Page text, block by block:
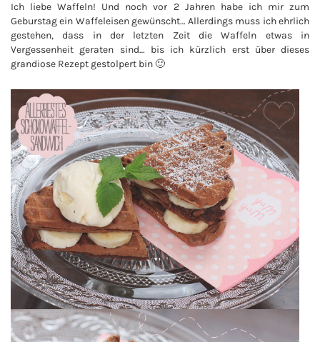
Ich liebe Waffeln! Und noch vor 2 Jahren habe ich mir zum
Geburstag ein Waffeleisen gewünscht… Allerdings muss ich ehrlich
gestehen, dass in der letzten Zeit die Waffeln etwas in
Vergessenheit geraten sind… bis ich kürzlich erst über dieses
grandiose Rezept gestolpert bin 🙂